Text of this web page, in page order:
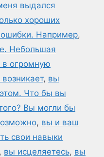
выдался
хороших
ошибки. Например,
Небольшая
в огромную
, вы
Что бы вы
Вы могли бы
, вы и ваш
свои навыки
, вы исцеляетесь, вы